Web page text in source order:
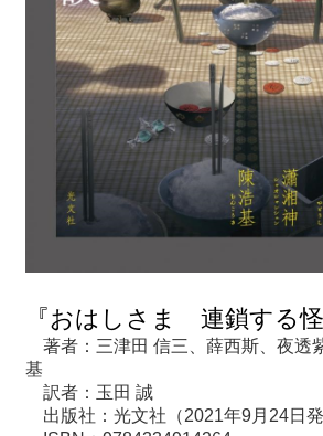
『おはしさま 連鎖する怪
著者：三津田 信三、薛西斯、夜透
基
訳者：玉田 誠
出版社：光文社（2021年9月24日発